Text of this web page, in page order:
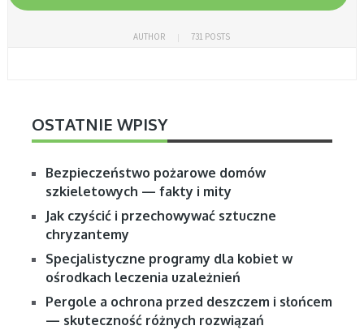
AUTHOR 731 POSTS
OSTATNIE WPISY
Bezpieczeństwo pożarowe domów
szkieletowych — fakty i mity
Jak czyścić i przechowywać sztuczne
chryzantemy
Specjalistyczne programy dla kobiet w
ośrodkach leczenia uzależnień
Pergole a ochrona przed deszczem i słońcem
— skuteczność różnych rozwiązań